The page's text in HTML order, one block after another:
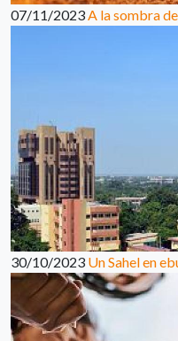
07/11/2023A la sombra
30/10/2023 Un Sahel en